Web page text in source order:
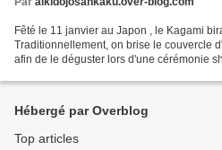
Fêté le 11 janvier au Japon , le Kagami
Traditionnellement, on brise le couvercle
afin de le déguster lors d'une cérémonie
Hébergé par Overblog
Top articles